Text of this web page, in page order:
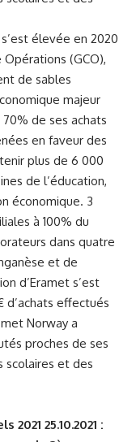
élevée en 2020
(GCO),
de sables
majeur
de ses achats
en faveur des
plus de 6 000
de l’éducation,
économique. 3
à 100% du
dans quatre
et de
d’Eramet s’est
effectués
Norway a
proches de ses
scolaires et des
25.10.2021 :